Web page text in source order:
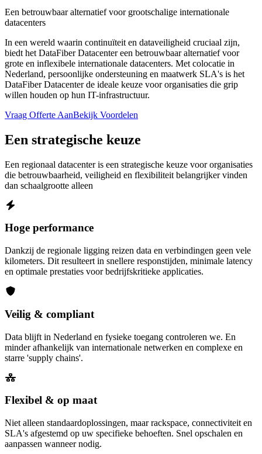
Een betrouwbaar alternatief voor grootschalige internationale
datacenters
In een wereld waarin continuïteit en dataveiligheid cruciaal zijn,
biedt het DataFiber Datacenter een betrouwbaar alternatief voor
grote en inflexibele internationale datacenters. Met colocatie in
Nederland, persoonlijke ondersteuning en maatwerk SLA's is het
DataFiber Datacenter de ideale keuze voor organisaties die grip
willen houden op hun IT-infrastructuur.
Vraag Offerte AanBekijk Voordelen
Een strategische keuze
Een regionaal datacenter is een strategische keuze voor organisaties
die betrouwbaarheid, veiligheid en flexibiliteit belangrijker vinden
dan schaalgrootte alleen
Hoge performance
Dankzij de regionale ligging reizen data en verbindingen geen vele
kilometers. Dit resulteert in snellere responstijden, minimale latency
en optimale prestaties voor bedrijfskritieke applicaties.
Veilig & compliant
Data blijft in Nederland en fysieke toegang controleren we. En
minder afhankelijk van internationale netwerken en complexe en
starre 'supply chains'.
Flexibel & op maat
Niet alleen standaardoplossingen, maar rackspace, connectiviteit en
SLA's afgestemd op uw specifieke behoeften. Snel opschalen en
aanpassen wanneer nodig.